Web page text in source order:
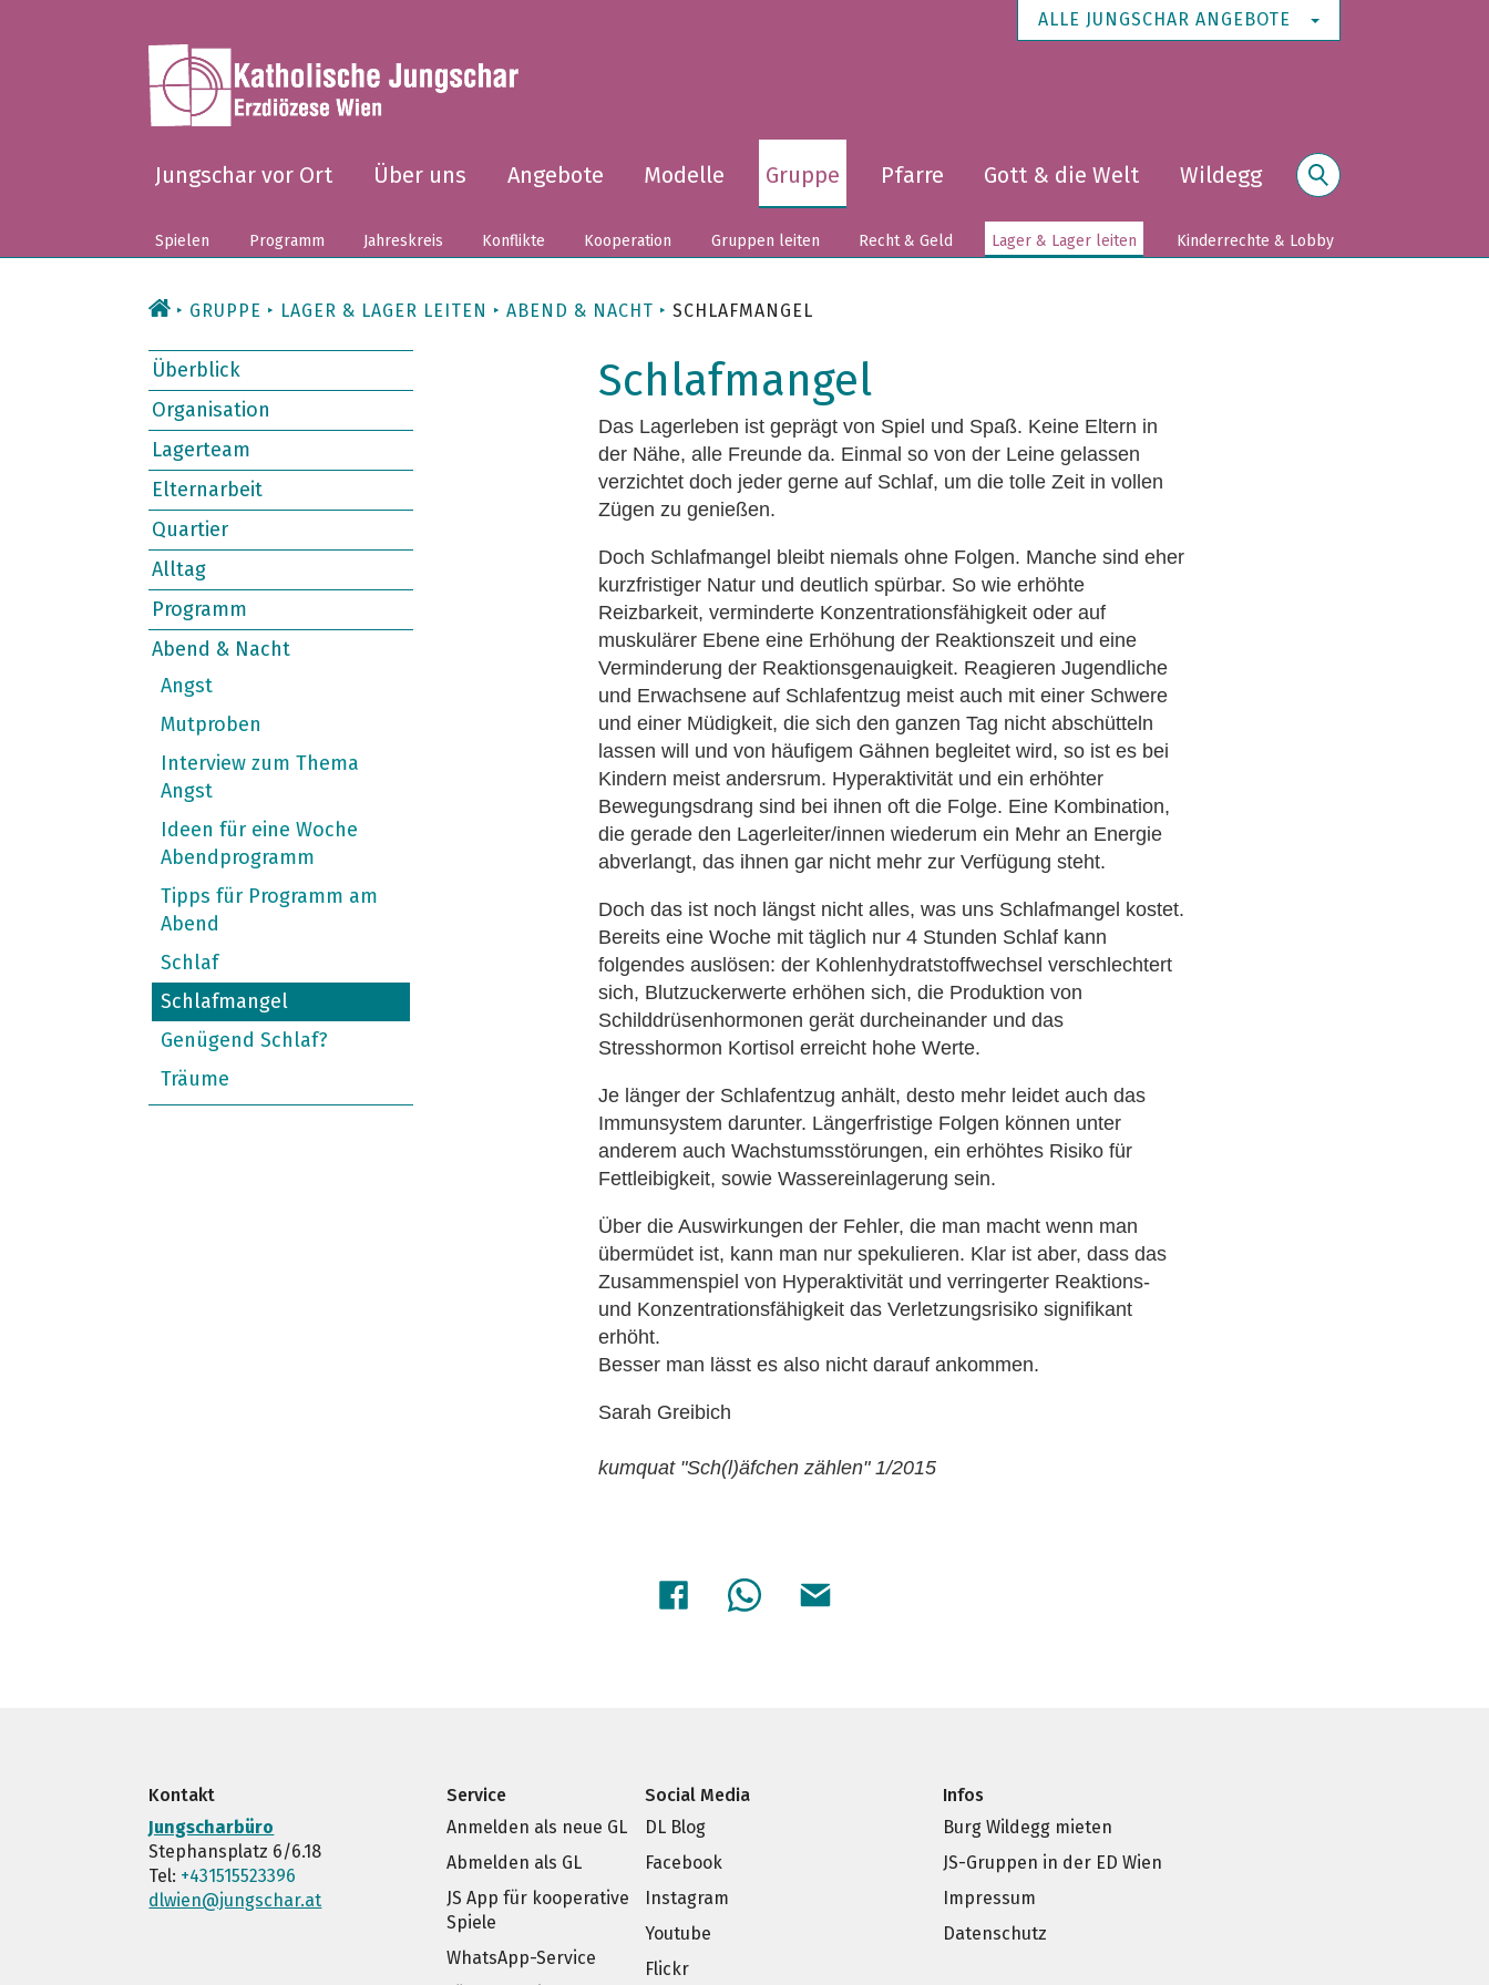
ALLE JUNGSCHAR ANGEBOTE
Jungschar vor Ort Über uns Angebote Modelle Gruppe Pfarre Gott & die Welt Wildegg
Spielen Programm Jahreskreis Konflikte Kooperation Gruppen leiten Recht & Geld Lager & Lager leiten Kinderrechte & Lobby
GRUPPE LAGER & LAGER LEITEN ABEND & NACHT SCHLAFMANGEL
Überblick
Organisation
Lagerteam
Elternarbeit
Quartier
Alltag
Programm
Abend & Nacht
Angst
Mutproben
Interview zum Thema
Angst
Ideen für eine Woche
Abendprogramm
Tipps für Programm am
Abend
Schlaf
Schlafmangel
Genügend Schlaf?
Träume
Schlafmangel
Das Lagerleben ist geprägt von Spiel und Spaß. Keine Eltern in
der Nähe, alle Freunde da. Einmal so von der Leine gelassen
verzichtet doch jeder gerne auf Schlaf, um die tolle Zeit in vollen
Zügen zu genießen.
Doch Schlafmangel bleibt niemals ohne Folgen. Manche sind eher
kurzfristiger Natur und deutlich spürbar. So wie erhöhte
Reizbarkeit, verminderte Konzentrationsfähigkeit oder auf
muskulärer Ebene eine Erhöhung der Reaktionszeit und eine
Verminderung der Reaktionsgenauigkeit. Reagieren Jugendliche
und Erwachsene auf Schlafentzug meist auch mit einer Schwere
und einer Müdigkeit, die sich den ganzen Tag nicht abschütteln
lassen will und von häufigem Gähnen begleitet wird, so ist es bei
Kindern meist andersrum. Hyperaktivität und ein erhöhter
Bewegungsdrang sind bei ihnen oft die Folge. Eine Kombination,
die gerade den Lagerleiter/innen wiederum ein Mehr an Energie
abverlangt, das ihnen gar nicht mehr zur Verfügung steht.
Doch das ist noch längst nicht alles, was uns Schlafmangel kostet.
Bereits eine Woche mit täglich nur 4 Stunden Schlaf kann
folgendes auslösen: der Kohlenhydratstoffwechsel verschlechtert
sich, Blutzuckerwerte erhöhen sich, die Produktion von
Schilddrüsenhormonen gerät durcheinander und das
Stresshormon Kortisol erreicht hohe Werte.
Je länger der Schlafentzug anhält, desto mehr leidet auch das
Immunsystem darunter. Längerfristige Folgen können unter
anderem auch Wachstumsstörungen, ein erhöhtes Risiko für
Fettleibigkeit, sowie Wassereinlagerung sein.
Über die Auswirkungen der Fehler, die man macht wenn man
übermüdet ist, kann man nur spekulieren. Klar ist aber, dass das
Zusammenspiel von Hyperaktivität und verringerter Reaktions-
und Konzentrationsfähigkeit das Verletzungsrisiko signifikant
erhöht.
Besser man lässt es also nicht darauf ankommen.
Sarah Greibich
kumquat "Sch(l)äfchen zählen" 1/2015
Kontakt
Jungscharbüro
Stephansplatz 6/6.18
Tel: +431515523396
dlwien@jungschar.at
Service
Anmelden als neue GL
Abmelden als GL
JS App für kooperative
Spiele
WhatsApp-Service
Social Media
DL Blog
Facebook
Instagram
Youtube
Flickr
Infos
Burg Wildegg mieten
JS-Gruppen in der ED Wien
Impressum
Datenschutz